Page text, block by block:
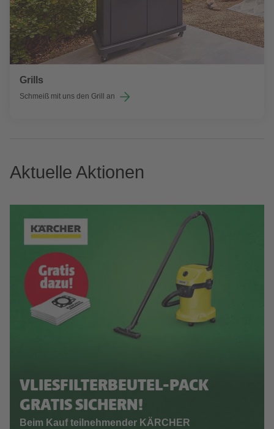
Grills
Schmeiß mit uns den Grill an
Aktuelle Aktionen
VLIESFILTERBEUTEL-PACK
GRATIS SICHERN!
Beim Kauf teilnehmender KÄRCHER